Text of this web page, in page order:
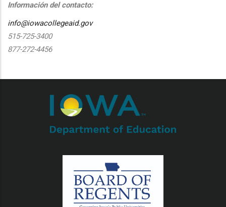
Información del contacto:
info@iowacollegeaid.gov
515-725-3400
877-272-4456